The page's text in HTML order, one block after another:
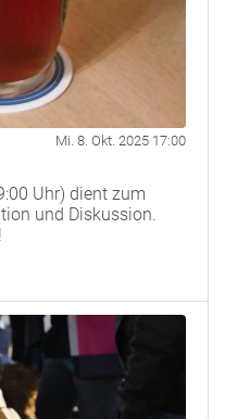
Mi. 8. Okt. 2025 17:00
Uhr) dient zum
und Diskussion.